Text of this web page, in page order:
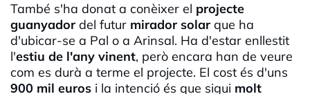
També s'ha donat a conèixer el projecte
guanyador del futur mirador solar que ha
d'ubicar-se a Pal o a Arinsal. Ha d'estar enllestit
l'estiu de l'any vinent, però encara han de veure
com es durà a terme el projecte. El cost és d'uns
900 mil euros i la intenció és que sigui molt